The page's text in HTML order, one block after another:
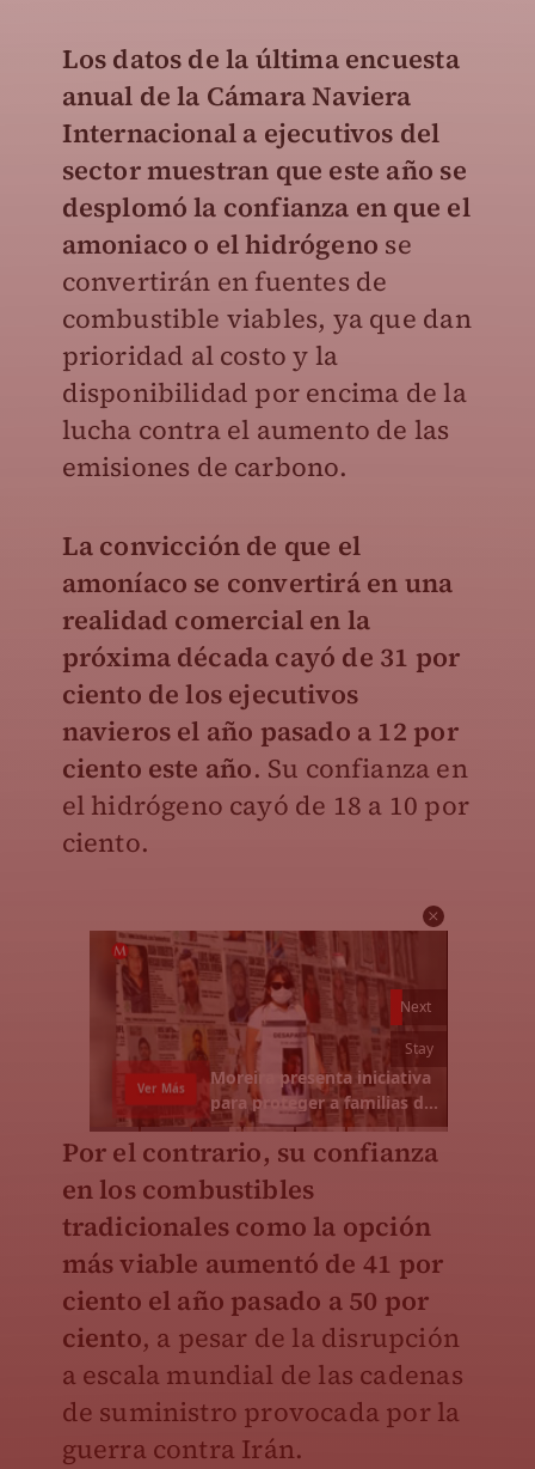
Los datos de la última encuesta
anual de la Cámara Naviera
Internacional a ejecutivos del
sector muestran que este año se
desplomó la confianza en que el
amoniaco o el hidrógeno se
convertirán en fuentes de
combustible viables, ya que dan
prioridad al costo y la
disponibilidad por encima de la
lucha contra el aumento de las
emisiones de carbono.
La convicción de que el
amoníaco se convertirá en una
realidad comercial en la
próxima década cayó de 31 por
ciento de los ejecutivos
navieros el año pasado a 12 por
ciento este año. Su confianza en
el hidrógeno cayó de 18 a 10 por
ciento.
Por el contrario, su confianza
en los combustibles
tradicionales como la opción
más viable aumentó de 41 por
ciento el año pasado a 50 por
ciento, a pesar de la disrupción
a escala mundial de las cadenas
de suministro provocada por la
guerra contra Irán.